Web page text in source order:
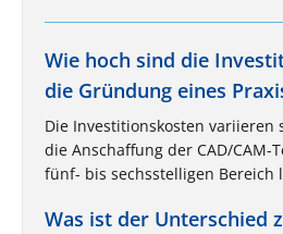
Wie hoch sind die
die Gründung eines
Die Investitionskosten variieren
die Anschaffung der CAD/CAM-
fünf- bis sechsstelligen Bereich
Was ist der Unterschied